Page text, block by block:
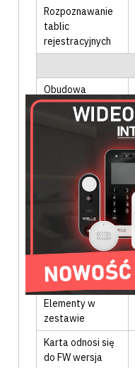
Rozpoznawanie
tablic
rejestracyjnych
Obudowa
Zasilanie AC/DC
obudowy
Temperatura
Wilgotność
otoczenia
Wymiary
Elementy w
zestawie
Karta odnosi się
do FW wersja